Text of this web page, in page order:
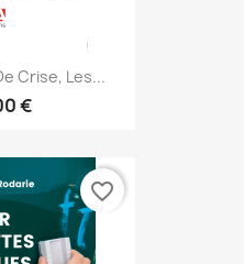
Crise, Les...
€
favorite_border